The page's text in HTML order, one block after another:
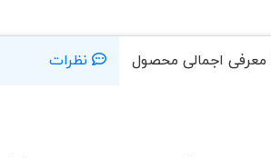
معرفی اجمالی محصول نظرات